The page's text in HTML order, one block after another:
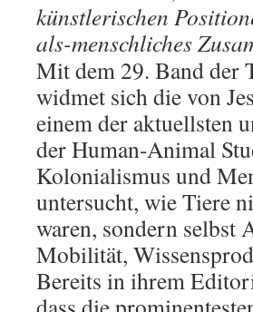
künstlerischen
als-menschliches
Mit dem 29. Band der
widmet sich die von
einem der aktuellsten
der Human-Animal
Kolonialismus und
untersucht, wie Tiere
waren, sondern selbst
Mobilität,
Bereits in ihrem